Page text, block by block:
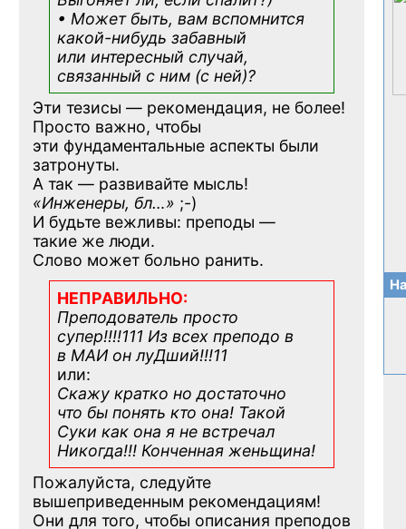
• Может быть, вам вспомнится
какой-нибудь забавный
или интересный случай,
связанный с ним (с ней)?
Эти тезисы — рекомендация, не более!
Просто важно, чтобы
эти фундаментальные аспекты были
затронуты.
А так — развивайте мысль!
«Инженеры, бл…» ;-)
И будьте вежливы: преподы —
такие же люди.
Слово может больно ранить.
НЕПРАВИЛЬНО:
Преподователь просто
супер!!!!111 Из всех преподо в
в МАИ он луДший!!!11
или:
Скажу кратко но достаточно
что бы понять кто она! Такой
Суки как она я не встречал
Никогда!!! Конченная женьщина!
Пожалуйста, следуйте
вышеприведенным рекомендациям!
Они для того, чтобы описания преподов